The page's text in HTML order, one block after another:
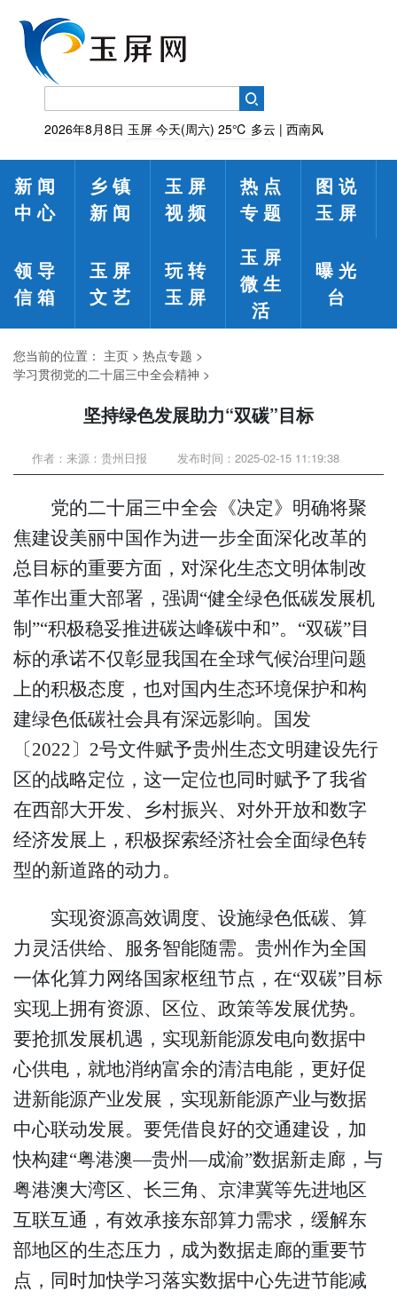
2026年8月8日 玉屏 今天(周六) 25℃ 多云 | 西南风
新闻
中心
乡镇
新闻
玉屏
视频
热点
专题
图说
玉屏
领导
信箱
玉屏
文艺
玩转
玉屏
玉屏
微生
活
曝光
台
您当前的位置： 主页 > 热点专题 >
学习贯彻党的二十届三中全会精神 >
坚持绿色发展助力“双碳”目标
作者：来源：贵州日报 发布时间：2025-02-15 11:19:38
党的二十届三中全会《决定》明确将聚
焦建设美丽中国作为进一步全面深化改革的
总目标的重要方面，对深化生态文明体制改
革作出重大部署，强调“健全绿色低碳发展机
制”“积极稳妥推进碳达峰碳中和”。“双碳”目
标的承诺不仅彰显我国在全球气候治理问题
上的积极态度，也对国内生态环境保护和构
建绿色低碳社会具有深远影响。国发
〔2022〕2号文件赋予贵州生态文明建设先行
区的战略定位，这一定位也同时赋予了我省
在西部大开发、乡村振兴、对外开放和数字
经济发展上，积极探索经济社会全面绿色转
型的新道路的动力。
实现资源高效调度、设施绿色低碳、算
力灵活供给、服务智能随需。贵州作为全国
一体化算力网络国家枢纽节点，在“双碳”目标
实现上拥有资源、区位、政策等发展优势。
要抢抓发展机遇，实现新能源发电向数据中
心供电，就地消纳富余的清洁电能，更好促
进新能源产业发展，实现新能源产业与数据
中心联动发展。要凭借良好的交通建设，加
快构建“粤港澳—贵州—成渝”数据新走廊，与
粤港澳大湾区、长三角、京津冀等先进地区
互联互通，有效承接东部算力需求，缓解东
部地区的生态压力，成为数据走廊的重要节
点，同时加快学习落实数据中心先进节能减